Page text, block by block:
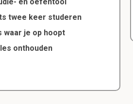
twee keer studeren
waar je op hoopt
onthouden